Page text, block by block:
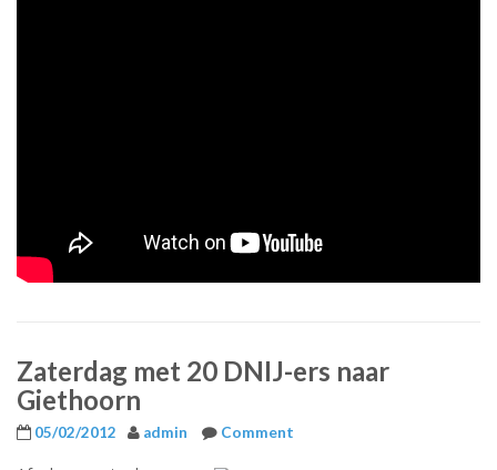
Zaterdag met 20 DNIJ-ers naar
Giethoorn
05/02/2012 admin Comment